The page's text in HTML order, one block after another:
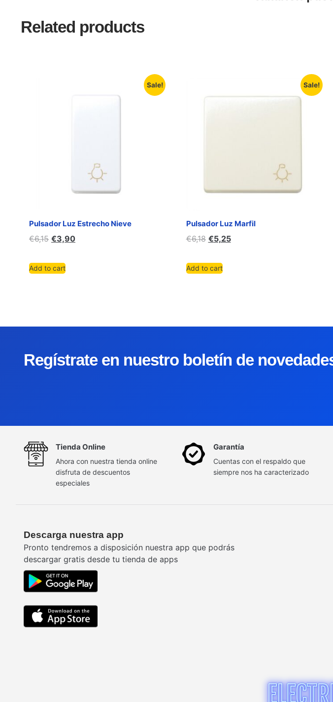
Related products
Sale!
Pulsador Luz Estrecho Nieve
€6,15 €3,90
Add to cart
Sale!
Pulsador Luz Marfil
€6,18 €5,25
Add to cart
Regístrate en nuestro boletín de
Tienda Online
Ahora con nuestra tienda online
disfruta de descuentos
especiales
Garantía
Cuentas con el respaldo que
siempre nos ha caracterizado
Descarga nuestra app
Pronto tendremos a disposición nuestra app que podrás
descargar gratis desde tu tienda de apps